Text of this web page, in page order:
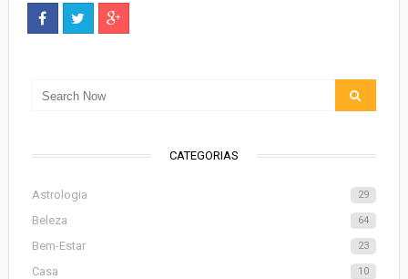
CATEGORIAS
Astrologia 29
Beleza 64
Bem-Estar 23
Casa 10